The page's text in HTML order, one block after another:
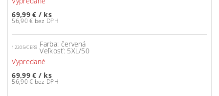
69,99 € / ks
56,90 € bez DPH
12205/CER9 Farba: červená
Veľkosť: 5XL/50
Vypredané
69,99 € / ks
56,90 € bez DPH